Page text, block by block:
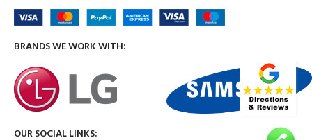
BRANDS WE WORK WITH:
OUR SOCIAL LINKS: